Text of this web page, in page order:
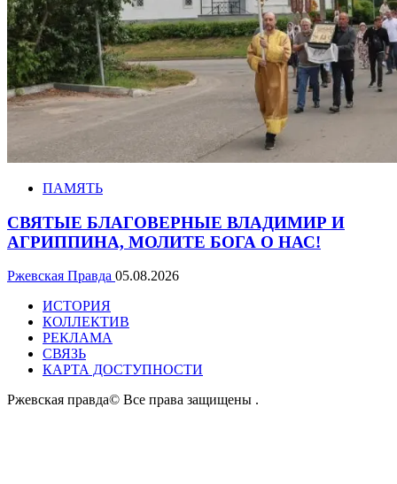
ПАМЯТЬ
СВЯТЫЕ БЛАГОВЕРНЫЕ ВЛАДИМИР И
АГРИППИНА, МОЛИТЕ БОГА О НАС!
Ржевская Правда 05.08.2026
ИСТОРИЯ
КОЛЛЕКТИВ
РЕКЛАМА
СВЯЗЬ
КАРТА ДОСТУПНОСТИ
Ржевская правда© Все права защищены .